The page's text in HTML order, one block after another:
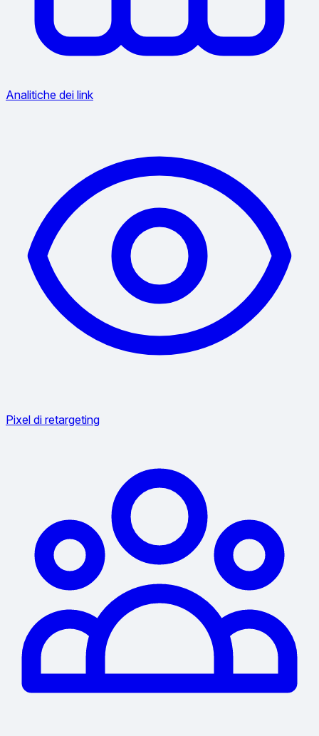
Analitiche dei link
Pixel di retargeting